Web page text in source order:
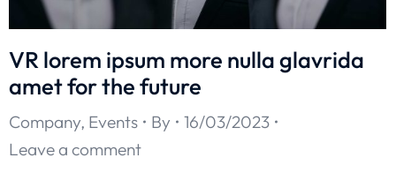
VR lorem ipsum more nulla glavrida
amet for the future
Company, Events By
16/03/2023
Leave a comment